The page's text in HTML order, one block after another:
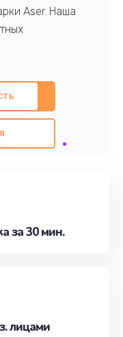
Aser. Наша
и
ремонт с
компонентов, а
- предоставить
записаться на
за 30 мин.
лицами